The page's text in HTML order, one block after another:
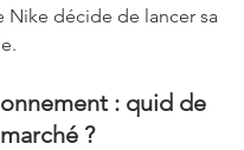
Nike décide de lancer sa
: quid de
?